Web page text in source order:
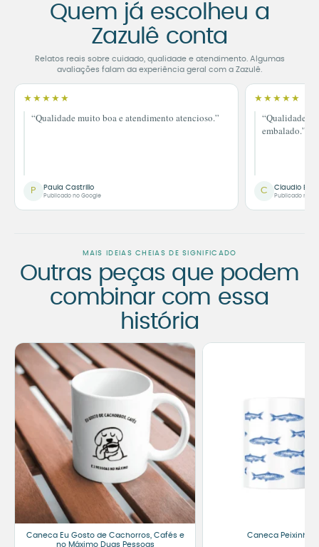
Quem já escolheu a
Zazulê conta
Relatos reais sobre cuidado, qualidade e atendimento. Algumas
avaliações falam da experiência geral com a Zazulê.
★★★★★
“Qualidade muito boa e atendimento atencioso.”
P Paula Castrillo
Publicado no Google
★★★★★
“Qualidade
embalado.”
C Claudio
Publicado no
MAIS IDEIAS CHEIAS DE SIGNIFICADO
Outras peças que podem
combinar com essa
história
Caneca Eu Gosto de Cachorros, Cafés e
no Máximo Duas Pessoas
Caneca Peixinhos